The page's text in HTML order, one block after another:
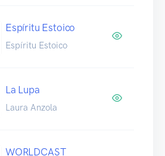
Espíritu Estoico
Espíritu Estoico
La Lupa
Laura Anzola
WORLDCAST